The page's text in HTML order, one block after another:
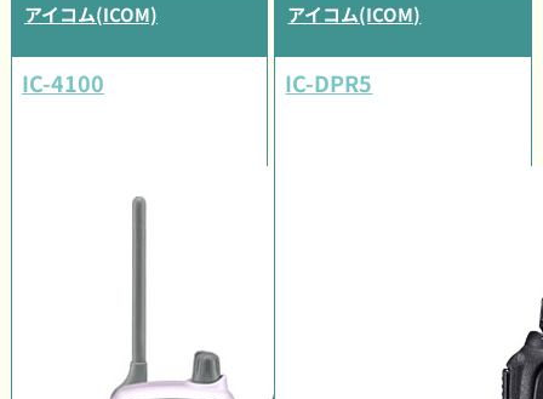
アイコム(ICOM)
IC-4100
アイコム(ICOM)
IC-DPR5